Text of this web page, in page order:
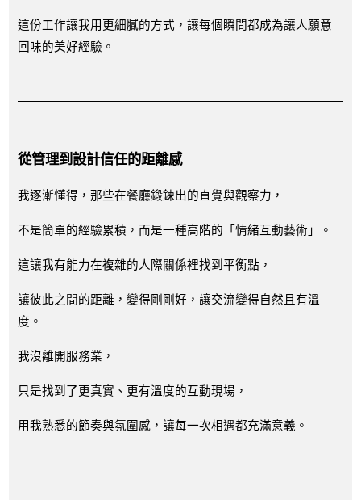
這份工作讓我用更細膩的方式，讓每個瞬間都成為讓人願意
回味的美好經驗。
從管理到設計信任的距離感
我逐漸懂得，那些在餐廳鍛鍊出的直覺與觀察力，
不是簡單的經驗累積，而是一種高階的「情緒互動藝術」。
這讓我有能力在複雜的人際關係裡找到平衡點，
讓彼此之間的距離，變得剛剛好，讓交流變得自然且有溫
度。
我沒離開服務業，
只是找到了更真實、更有溫度的互動現場，
用我熟悉的節奏與氛圍感，讓每一次相遇都充滿意義。